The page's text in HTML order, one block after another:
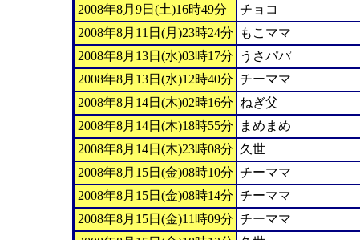
2008年8月9日(土)16時49分
チョコ
2008年8月11日(月)23時24分
もこママ
2008年8月13日(水)03時17分
うさパパ
2008年8月13日(水)12時40分 チーママ
2008年8月14日(木)02時16分 ねぎ父
2008年8月14日(木)18時55分
まめまめ
2008年8月14日(木)23時08分 久世
2008年8月15日(金)08時10分 チーママ
2008年8月15日(金)08時14分 チーママ
2008年8月15日(金)11時09分 チーママ